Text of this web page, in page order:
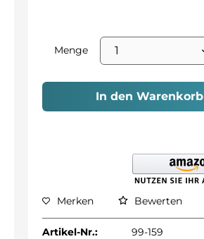
Menge
In den Warenkorb
Merken Bewerten
Artikel-Nr.:
99-159